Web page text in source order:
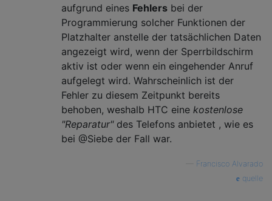
aufgrund eines Fehlers bei der
Programmierung solcher Funktionen der
Platzhalter anstelle der tatsächlichen Daten
angezeigt wird, wenn der Sperrbildschirm
aktiv ist oder wenn ein eingehender Anruf
aufgelegt wird. Wahrscheinlich ist der
Fehler zu diesem Zeitpunkt bereits
behoben, weshalb HTC eine kostenlose
"Reparatur"des Telefons anbietet , wie es
bei @Siebe der Fall war.
Francisco Alvarado
quelle